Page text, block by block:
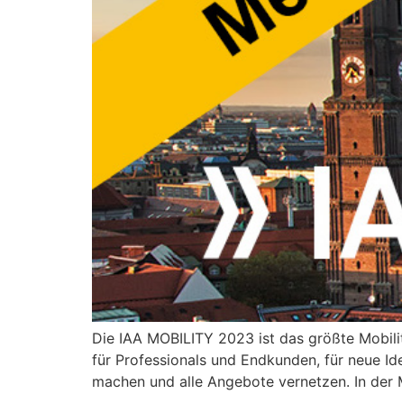
Die IAA MOBILITY 2023 ist das größte
für Professionals und Endkunden, für neue
machen und alle Angebote vernetzen. In